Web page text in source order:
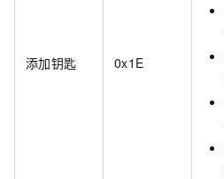
添加钥匙 0x1E